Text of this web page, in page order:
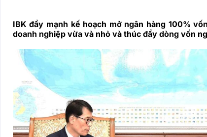
IBK đẩy mạnh kế hoạch mở ngân hàng 100%
doanh nghiệp vừa và nhỏ và thúc đẩy dòng vốn